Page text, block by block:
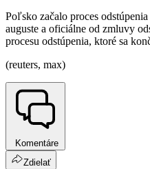
Poľsko začalo proces
auguste a oficiálne od zmluvy
procesu odstúpenia, ktoré sa
(reuters, max)
Komentáre
Zdielať